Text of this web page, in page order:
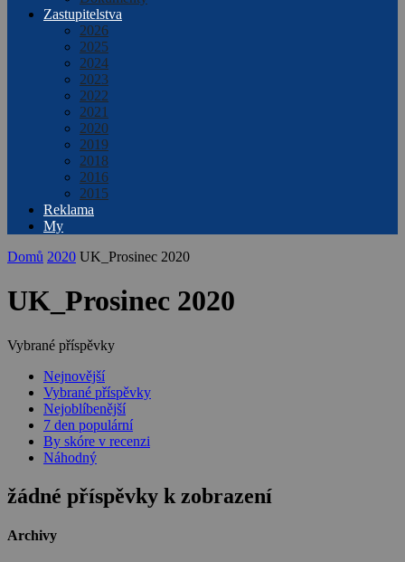
Zastupitelstva
2026
2025
2024
2023
2022
2021
2020
2019
2018
2016
2015
Reklama
My
Domů 2020 UK_Prosinec 2020
UK_Prosinec 2020
Vybrané příspěvky
Nejnovější
Vybrané příspěvky
Nejoblíbenější
7 den populární
By skóre v recenzi
Náhodný
žádné příspěvky k zobrazení
Archivy